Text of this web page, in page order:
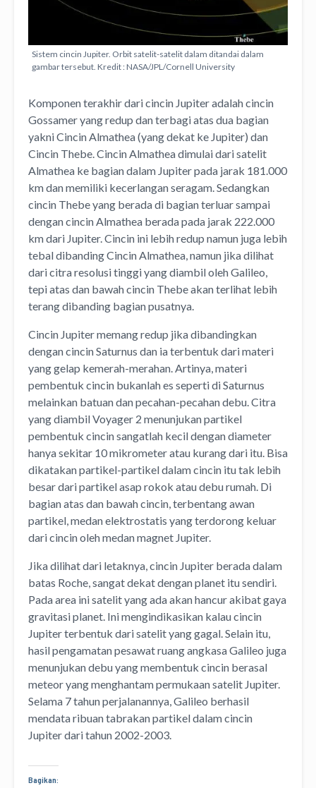
Sistem cincin Jupiter. Orbit satelit-satelit dalam ditandai dalam
gambar tersebut. Kredit : NASA/JPL/Cornell University
Komponen terakhir dari cincin Jupiter adalah cincin
Gossamer yang redup dan terbagi atas dua bagian
yakni Cincin Almathea (yang dekat ke Jupiter) dan
Cincin Thebe. Cincin Almathea dimulai dari satelit
Almathea ke bagian dalam Jupiter pada jarak 181.000
km dan memiliki kecerlangan seragam. Sedangkan
cincin Thebe yang berada di bagian terluar sampai
dengan cincin Almathea berada pada jarak 222.000
km dari Jupiter. Cincin ini lebih redup namun juga lebih
tebal dibanding Cincin Almathea, namun jika dilihat
dari citra resolusi tinggi yang diambil oleh Galileo,
tepi atas dan bawah cincin Thebe akan terlihat lebih
terang dibanding bagian pusatnya.
Cincin Jupiter memang redup jika dibandingkan
dengan cincin Saturnus dan ia terbentuk dari materi
yang gelap kemerah-merahan. Artinya, materi
pembentuk cincin bukanlah es seperti di Saturnus
melainkan batuan dan pecahan-pecahan debu. Citra
yang diambil Voyager 2 menunjukan partikel
pembentuk cincin sangatlah kecil dengan diameter
hanya sekitar 10 mikrometer atau kurang dari itu. Bisa
dikatakan partikel-partikel dalam cincin itu tak lebih
besar dari partikel asap rokok atau debu rumah. Di
bagian atas dan bawah cincin, terbentang awan
partikel, medan elektrostatis yang terdorong keluar
dari cincin oleh medan magnet Jupiter.
Jika dilihat dari letaknya, cincin Jupiter berada dalam
batas Roche, sangat dekat dengan planet itu sendiri.
Pada area ini satelit yang ada akan hancur akibat gaya
gravitasi planet. Ini mengindikasikan kalau cincin
Jupiter terbentuk dari satelit yang gagal. Selain itu,
hasil pengamatan pesawat ruang angkasa Galileo juga
menunjukan debu yang membentuk cincin berasal
meteor yang menghantam permukaan satelit Jupiter.
Selama 7 tahun perjalanannya, Galileo berhasil
mendata ribuan tabrakan partikel dalam cincin
Jupiter dari tahun 2002-2003.
Bagikan: